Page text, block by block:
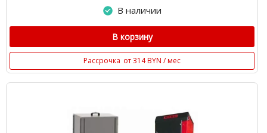
В наличии
В корзину
Рассрочка от 314 BYN / мес